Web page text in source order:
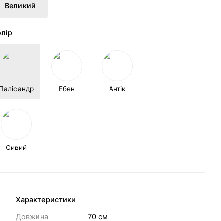
Великий
Ебен Антік
Сивий
Характеристики
Довжина
70 cм